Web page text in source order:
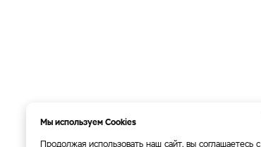
Мы используем Cookies
Продолжая использовать наш сайт, вы соглашаетесь с